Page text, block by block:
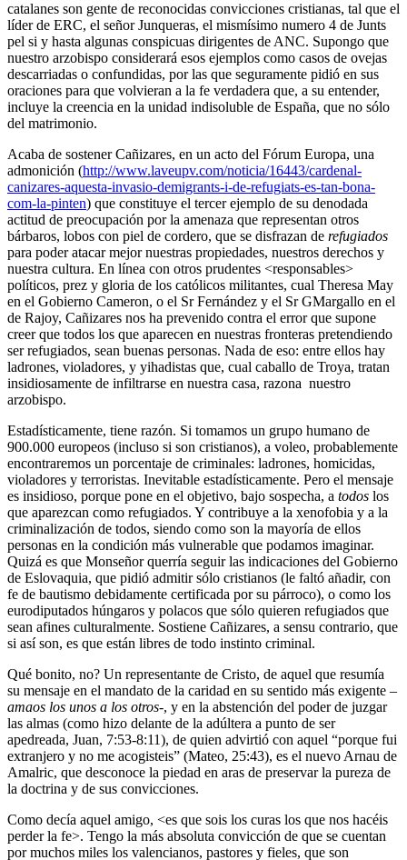
catalanes son gente de reconocidas convicciones cristianas, tal que el
líder de ERC, el señor Junqueras, el mismísimo numero 4 de Junts
pel si y hasta algunas conspicuas dirigentes de ANC. Supongo que
nuestro arzobispo considerará esos ejemplos como casos de ovejas
descarriadas o confundidas, por las que seguramente pidió en sus
oraciones para que volvieran a la fe verdadera que, a su entender,
incluye la creencia en la unidad indisoluble de España, que no sólo
del matrimonio.
Acaba de sostener Cañizares, en un acto del Fórum Europa, una
admonición (http://www.laveupv.com/noticia/16443/cardenal-
canizares-aquesta-invasio-demigrants-i-de-refugiats-es-tan-bona-
com-la-pinten) que constituye el tercer ejemplo de su denodada
actitud de preocupación por la amenaza que representan otros
bárbaros, lobos con piel de cordero, que se disfrazan de refugiados
para poder atacar mejor nuestras propiedades, nuestros derechos y
nuestra cultura. En línea con otros prudentes <responsables>
políticos, prez y gloria de los católicos militantes, cual Theresa May
en el Gobierno Cameron, o el Sr Fernández y el Sr GMargallo en el
de Rajoy, Cañizares nos ha prevenido contra el error que supone
creer que todos los que aparecen en nuestras fronteras pretendiendo
ser refugiados, sean buenas personas. Nada de eso: entre ellos hay
ladrones, violadores, y yihadistas que, cual caballo de Troya, tratan
insidiosamente de infiltrarse en nuestra casa, razona nuestro
arzobispo.
Estadísticamente, tiene razón. Si tomamos un grupo humano de
900.000 europeos (incluso si son cristianos), a voleo, probablemente
encontraremos un porcentaje de criminales: ladrones, homicidas,
violadores y terroristas. Inevitable estadísticamente. Pero el mensaje
es insidioso, porque pone en el objetivo, bajo sospecha, a todos los
que aparezcan como refugiados. Y contribuye a la xenofobia y a la
criminalización de todos, siendo como son la mayoría de ellos
personas en la condición más vulnerable que podamos imaginar.
Quizá es que Monseñor querría seguir las indicaciones del Gobierno
de Eslovaquia, que pidió admitir sólo cristianos (le faltó añadir, con
fe de bautismo debidamente certificada por su párroco), o como los
eurodiputados húngaros y polacos que sólo quieren refugiados que
sean afines culturalmente. Sostiene Cañizares, a sensu contrario, que
si así son, es que están libres de todo instinto criminal.
Qué bonito, no? Un representante de Cristo, de aquel que resumía
su mensaje en el mandato de la caridad en su sentido más exigente –
amaos los unos a los otros-, y en la abstención del poder de juzgar
las almas (como hizo delante de la adúltera a punto de ser
apedreada, Juan, 7:53-8:11), de quien advirtió con aquel “porque fui
extranjero y no me acogisteis” (Mateo, 25:43), es el nuevo Arnau de
Amalric, que desconoce la piedad en aras de preservar la pureza de
la doctrina y de sus convicciones.
Como decía aquel amigo, <es que sois los curas los que nos hacéis
perder la fe>. Tengo la más absoluta convicción de que se cuentan
por muchos miles los valencianos, pastores y fieles, que son